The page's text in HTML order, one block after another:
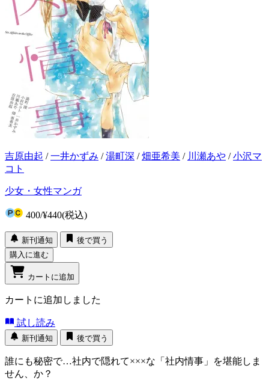
吉原由起 /一井かずみ /湯町深 /畑亜希美 / 川瀬あや /小沢マ
コト
少女・女性マンガ
400/¥440(税込)
新刊通知
後で買う
購入に進む
カートに追加
カートに追加しました
試し読み
新刊通知 後で買う
誰にも秘密で…社内で隠れて×××な「社内情事」を堪能しま
せん、か？